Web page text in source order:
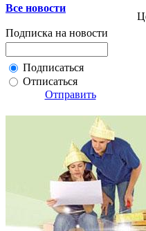
Все новости
Подписка на новости
Подписаться
Отписаться
Отправить